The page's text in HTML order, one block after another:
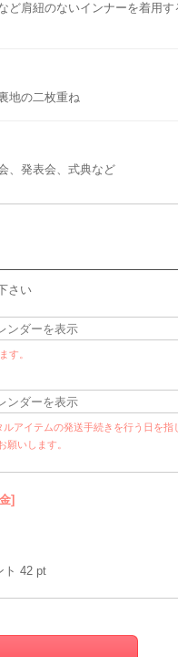
ど肩紐のないインナーを着用す
地の二枚重ね
、発表会、式典など
さい
す。
アイテムの発送手続きを行う日を指
願いします。
]
ト 42 pt
Selected